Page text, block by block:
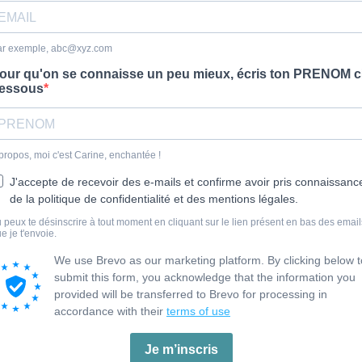
exemple, abc@xyz.com
qu'on se connaisse un peu mieux, écris ton PRENOM
moi c'est Carine, enchantée !
J'accepte de recevoir des e-mails et confirme avoir pris
de la politique de confidentialité et des mentions légales.
peux te désinscrire à tout moment en cliquant sur le lien présent en bas des
je t'envoie.
We use Brevo as our marketing platform. By clicking below
submit this form, you acknowledge that the information you
provided will be transferred to Brevo for processing in
accordance with their terms of use
Je m’inscris